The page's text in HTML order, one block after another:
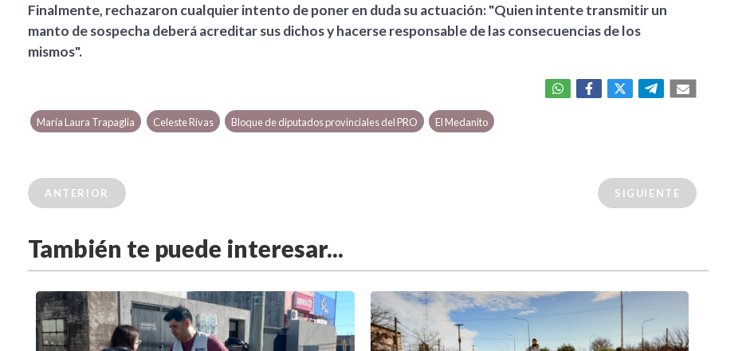
Finalmente, rechazaron cualquier intento de poner en duda su actuación: "Quien intente transmitir un
manto de sospecha deberá acreditar sus dichos y hacerse responsable de las consecuencias de los
mismos".
María Laura Trapaglia Celeste Rivas Bloque de diputados provinciales del PRO El Medanito
ANTERIOR SIGUIENTE
También te puede interesar...